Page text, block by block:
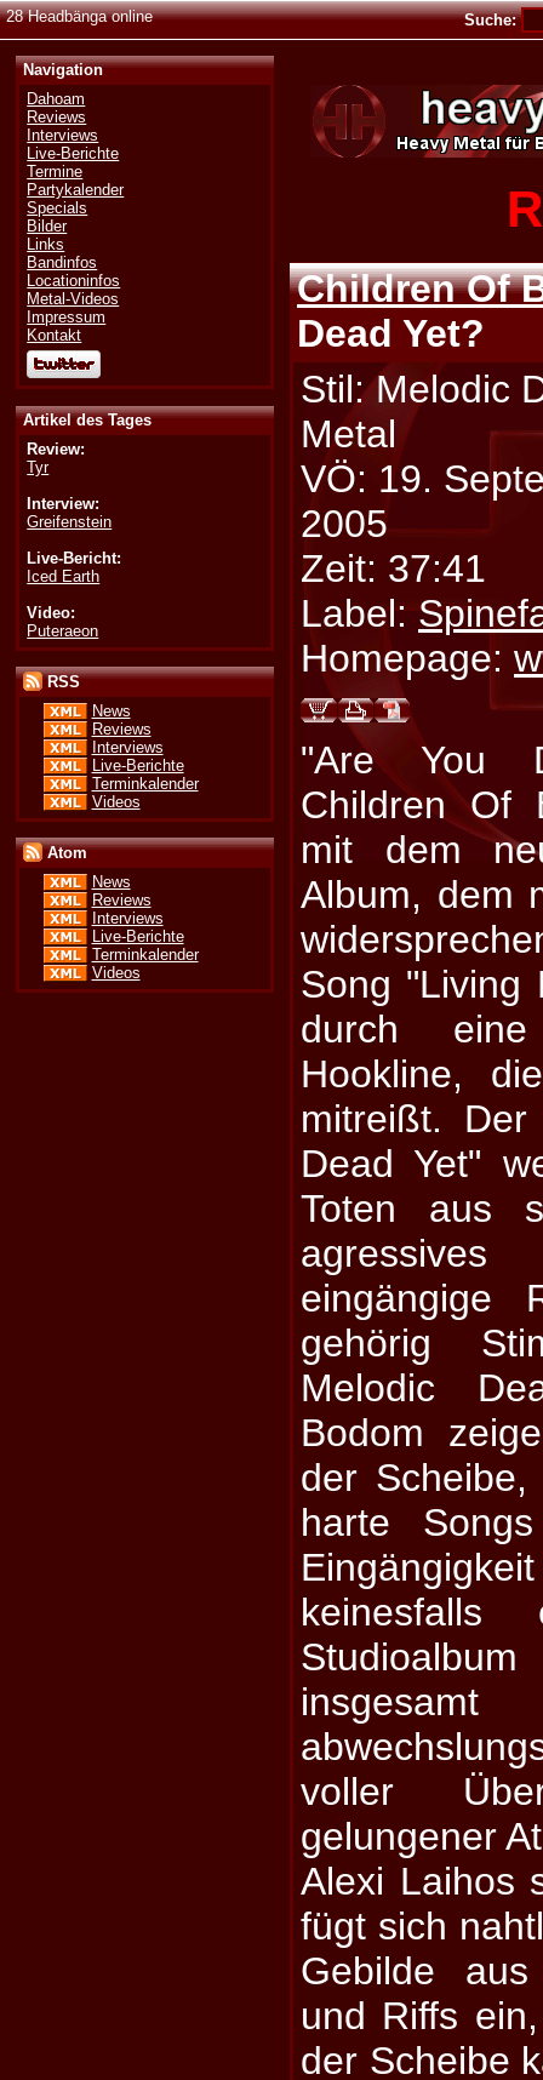
28 Headbänga online Suche:
Navigation
Dahoam
Reviews
Interviews
Live-Berichte
Termine
Partykalender
Specials
Bilder
Links
Bandinfos
Locationinfos
Metal-Videos
Impressum
Kontakt
Artikel des Tages
Review:
Tyr
Interview:
Greifenstein
Live-Bericht:
Iced Earth
Video:
Puteraeon
RSS
News
Reviews
Interviews
Live-Berichte
Terminkalender
Videos
Atom
News
Reviews
Interviews
Live-Berichte
Terminkalender
Videos
Children Of
Dead Yet?
Stil: Melodic
Metal
VÖ: 19.
2005
Zeit: 37:41
Label:
Homepage:
"Are You
Children Of
mit dem
Album, dem
Song "Living
durch
Hookline,
mitreißt. Der
Dead Yet"
Toten aus
eingängige
gehörig
Melodic
Bodom
der
harte
keinesfalls
voller
gelungener
Alexi Laihos
fügt sich
Gebilde
und Riffs
der Scheibe